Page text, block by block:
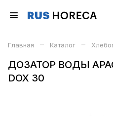
Главная – Каталог –
ДОЗАТОР ВОДЫ
DOX 30